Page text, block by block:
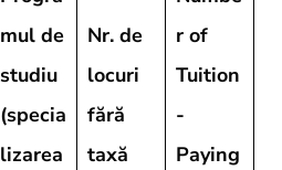
mul de
studiu
(specia
lizarea
Nr. de
locuri
fără
taxă
r of
Tuition
-
Paying